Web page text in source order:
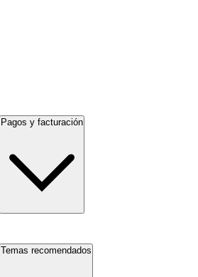
Pagos y facturación
Temas recomendados